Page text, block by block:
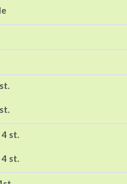
st.
st.